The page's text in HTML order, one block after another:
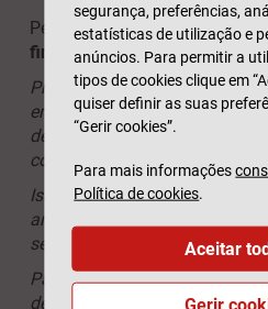
Pegando no exemplo acima,
final
tem o seguinte aspeto:
Pretendo poupar para uma
em 5 anos, para comprar um
de garagem na zona do
constituir família.
Isso significa que preciso de
ano, ou seja, 660 euros por
semana.
Para poupar este dinheiro,
despesas com a alimentação
segurança, preferências,
estatísticas de utilização e
anúncios. Para permitir a
tipos de cookies clique em
quiser definir as suas
“Gerir cookies”.
Para mais informações
Política de cookies.
Aceitar